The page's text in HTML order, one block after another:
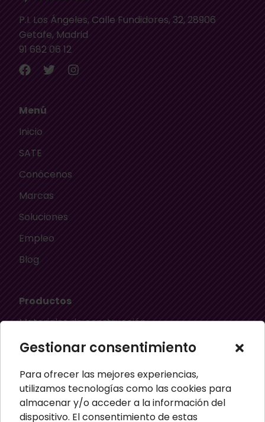
Gestionar consentimiento
Para ofrecer las mejores experiencias,
utilizamos tecnologías como las cookies para
almacenar y/o acceder a la información del
dispositivo. El consentimiento de estas
P.I. Los Ángeles, Calle Fundidores, 32, 28906
Getafe, Madrid
91 682 06 12
Menú
Inicio
SATE
Conócenos
Marcas
Soluciones
Empleo
Blog
Productos
Materiales de construcción
Aislamiento térmico
Material ignífugo aislante
Paneles aislantes